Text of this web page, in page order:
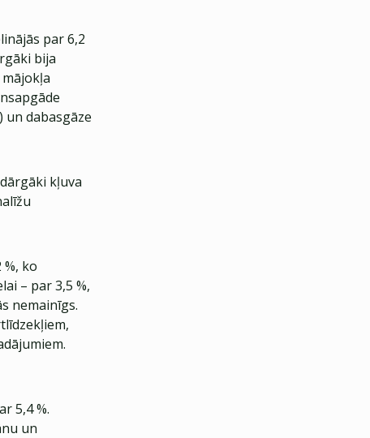
par 6,2
bija
un dabasgāze
kļuva
ko
– par 3,5 %,
nemainīgs.
5,4 %.
un